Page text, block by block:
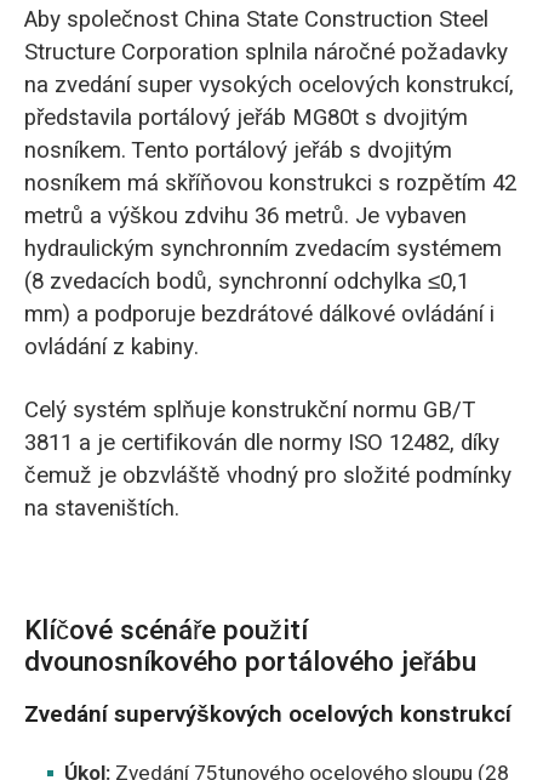
Aby společnost China State Construction Steel
Structure Corporation splnila náročné požadavky
na zvedání super vysokých ocelových konstrukcí,
představila portálový jeřáb MG80t s dvojitým
nosníkem. Tento portálový jeřáb s dvojitým
nosníkem má skříňovou konstrukci s rozpětím 42
metrů a výškou zdvihu 36 metrů. Je vybaven
hydraulickým synchronním zvedacím systémem
(8 zvedacích bodů, synchronní odchylka ≤0,1
mm) a podporuje bezdrátové dálkové ovládání i
ovládání z kabiny.
Celý systém splňuje konstrukční normu GB/T
3811 a je certifikován dle normy ISO 12482, díky
čemuž je obzvláště vhodný pro složité podmínky
na staveništích.
Klíčové scénáře použití
dvounosníkového portálového jeřábu
Zvedání supervýškových ocelových konstrukcí
Úkol: Zvedání 75tunového ocelového sloupu (28